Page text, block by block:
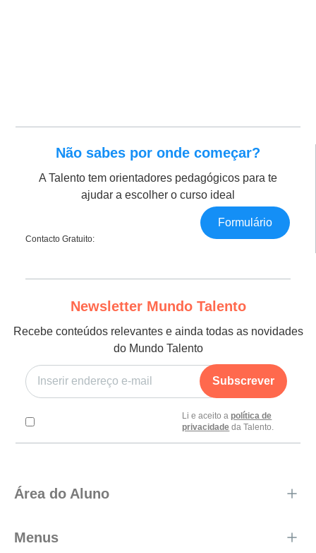
Não sabes por onde começar?
A Talento tem orientadores pedagógicos para te
ajudar a escolher o curso ideal
Contacto Gratuito:
Formulário
Newsletter Mundo Talento
Recebe conteúdos relevantes e ainda todas as novidades
do Mundo Talento
Li e aceito a política de
privacidade da Talento.
Subscrever
Área do Aluno
Menus